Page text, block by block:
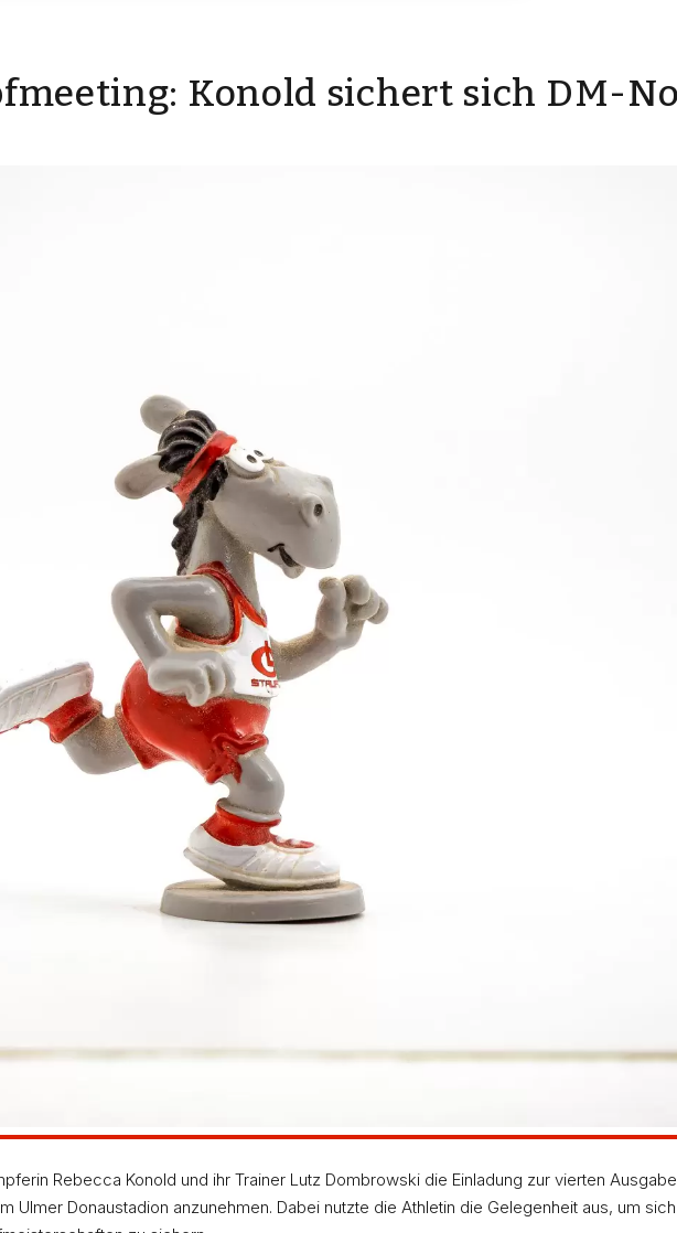
Konold sichert sich DM-
Rebecca Konold und ihr Trainer Lutz Dombrowski die Einladung zur vierten
Ulmer Donaustadion anzunehmen. Dabei nutzte die Athletin die Gelegenheit aus, um
Stimmung und Organisation startete Rebecca Konold im ersten
an ihre Bestzeit heran, im Hochsprung gelang ihr mit 1,66m sogar
Bestmarke nur knapp, fünf Zentimeter fehlten der Abtsgmünderin hier.
wie in ihren anschließen Paradedisziplin Speerwurf nicht ganz rund.
einer Gesamtpunktzahl und Bestleistung von 4758 Punkten landete
Leverkusen auf dem vierten Platz. Gleichzeitig bedeutete das die
– 5,22m – 35,59m – 2:44,98min)